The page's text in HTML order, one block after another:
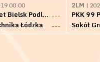
00:00
KKS Tur Basket Bielsk Podlaski ---
Łódzka
---
2LM |
PKK 99